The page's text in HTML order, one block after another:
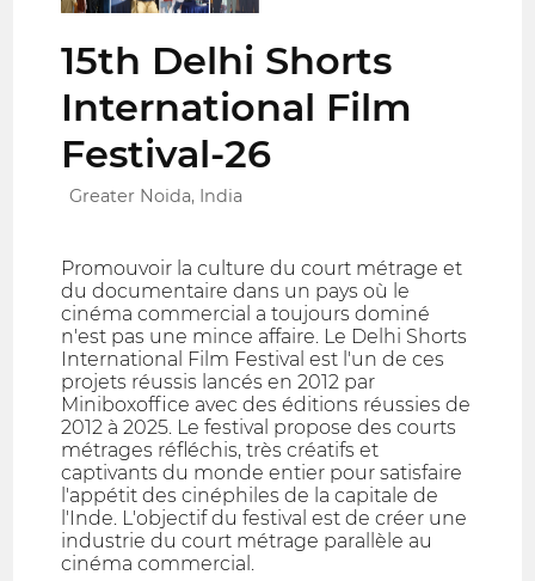
15th Delhi Shorts
International Film
Festival-26
Greater Noida, India
Promouvoir la culture du court métrage et
du documentaire dans un pays où le
cinéma commercial a toujours dominé
n'est pas une mince affaire. Le Delhi Shorts
International Film Festival est l'un de ces
projets réussis lancés en 2012 par
Miniboxoffice avec des éditions réussies de
2012 à 2025. Le festival propose des courts
métrages réfléchis, très créatifs et
captivants du monde entier pour satisfaire
l'appétit des cinéphiles de la capitale de
l'Inde. L'objectif du festival est de créer une
industrie du court métrage parallèle au
cinéma commercial.